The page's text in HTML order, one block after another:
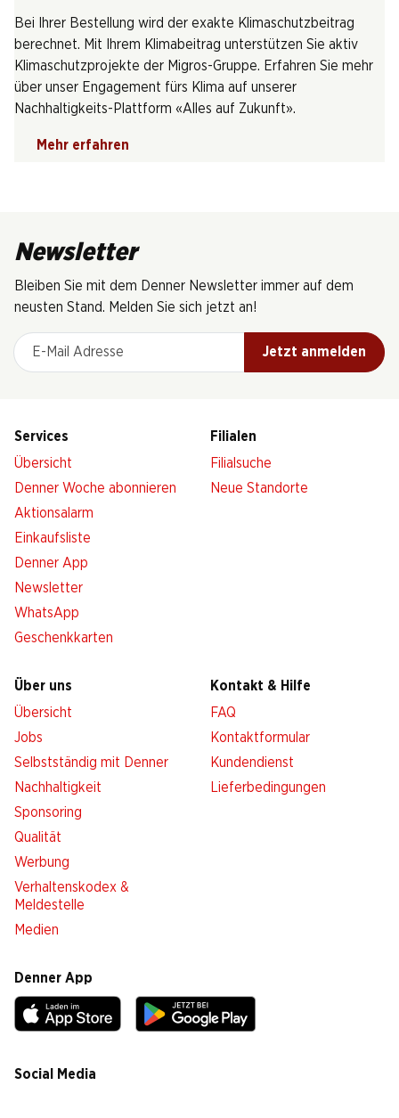
Bei Ihrer Bestellung wird der exakte Klimaschutzbeitrag
berechnet. Mit Ihrem Klimabeitrag unterstützen Sie aktiv
Klimaschutzprojekte der Migros-Gruppe. Erfahren Sie mehr
über unser Engagement fürs Klima auf unserer
Nachhaltigkeits-Plattform «Alles auf Zukunft».
Mehr erfahren
Newsletter
Bleiben Sie mit dem Denner Newsletter immer auf dem
neusten Stand. Melden Sie sich jetzt an!
E-Mail Adresse
Jetzt anmelden
Services
Übersicht
Denner Woche abonnieren
Aktionsalarm
Einkaufsliste
Denner App
Newsletter
WhatsApp
Geschenkkarten
Filialen
Filialsuche
Neue Standorte
Über uns
Übersicht
Jobs
Selbstständig mit Denner
Nachhaltigkeit
Sponsoring
Qualität
Werbung
Verhaltenskodex &
Meldestelle
Medien
Kontakt & Hilfe
FAQ
Kontaktformular
Kundendienst
Lieferbedingungen
Denner App
Social Media